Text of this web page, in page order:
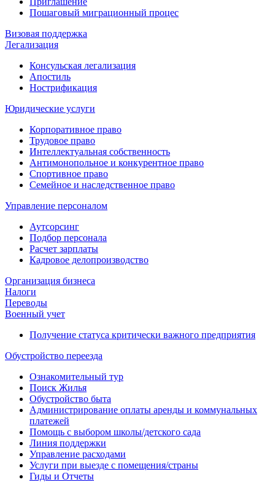
Пошаговый миграционный процес
Визовая поддержка
Легализация
Консульская легализация
Апостиль
Нострификация
Юридические услуги
Корпоративное право
Трудовое право
Интеллектуальная собственность
Антимонопольное и конкурентное право
Спортивное право
Семейное и наследственное право
Управление персоналом
Аутсорсинг
Подбор персонала
Расчет зарплаты
Кадровое делопроизводство
Организация бизнеса
Налоги
Переводы
Военный учет
Получение статуса критически важного предприятия
Обустройство переезда
Ознакомительный тур
Поиск Жилья
Обустройство быта
Администрирование оплаты аренды и коммунальных
платежей
Помощь с выбором школы/детского сада
Линия поддержки
Управление расходами
Услуги при выезде с помещения/страны
Гиды и Отчеты